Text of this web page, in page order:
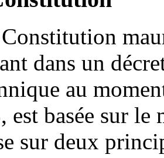
dans un
au
est basée sur le
sur deux